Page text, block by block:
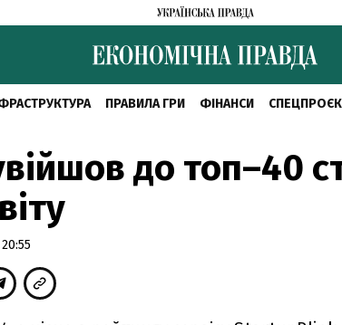
ПРАВИЛА ГРИ ФІНАНСИ
до топ–40